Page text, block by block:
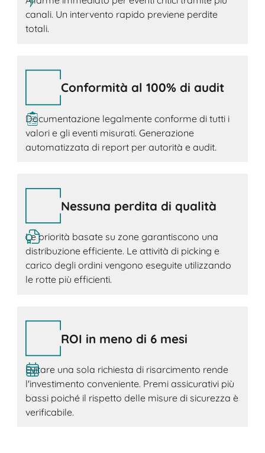
canali. Un intervento rapido previene perdite
totali.
Conformità al 100% di audit
Documentazione legalmente conforme di tutti i
valori e gli eventi misurati. Generazione
automatizzata di report per autorità e audit.
Nessuna perdita di qualità
Le priorità basate su zone garantiscono una
distribuzione efficiente. Le attività di picking e
carico degli ordini vengono eseguite utilizzando
le rotte più efficienti.
ROI in meno di 6 mesi
Evitare una sola richiesta di risarcimento rende
l'investimento conveniente. Premi assicurativi più
bassi poiché il rispetto delle misure di sicurezza è
verificabile.